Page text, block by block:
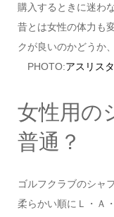
購入するときに迷わ
昔とは女性の体力も
クが良いのかどうか
PHOTO:アスリス
女性用の
普通？
ゴルフクラブのシャ
柔らかい順にＬ・Ａ